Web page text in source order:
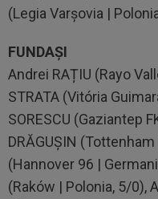
(Legia Varșovia |
FUNDAȘI
Andrei RAȚIU (Rayo
STRATA (Vitória
SORESCU (Gaziantep
DRĂGUȘIN
(Hannover 96 |
(Raków | Polonia, 5/0),